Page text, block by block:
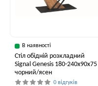
В наявності
Стіл обідній розкладний
Signal Genesis 180-240x90x75
чорний/ясен
0 відгуків